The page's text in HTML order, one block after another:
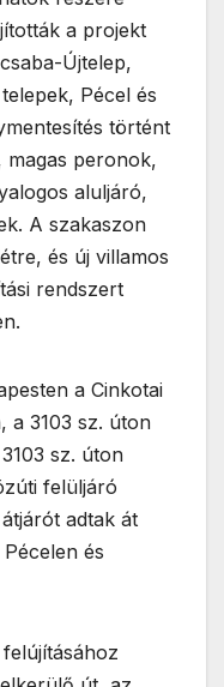
a projekt
Újtelep,
Pécel és
történt
magas peronok,
aluljáró,
A szakaszon
és új villamos
rendszert
a Cinkotai
a 3103 sz. úton
sz. úton
felüljáró
adtak át
és